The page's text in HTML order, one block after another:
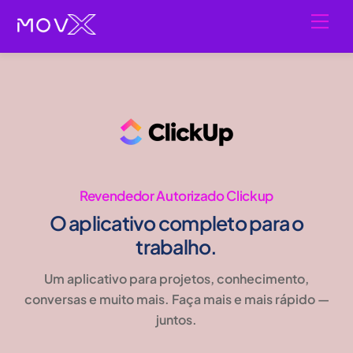
content
Revendedor Autorizado Clickup
O aplicativo completo para o
trabalho.
Um aplicativo para projetos, conhecimento,
conversas e muito mais. Faça mais e mais rápido —
juntos.